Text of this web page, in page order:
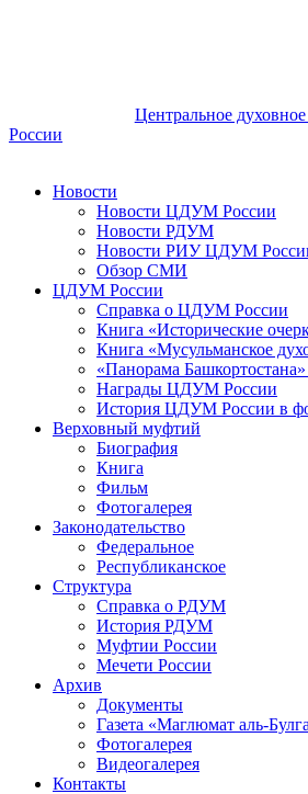
Центральное
России
Новости
Новости ЦДУМ России
Новости РДУМ
Новости РИУ ЦДУМ
Обзор СМИ
ЦДУМ России
Справка о ЦДУМ России
Книга «Исторические
Книга «Мусульманское
«Панорама
Награды ЦДУМ России
История ЦДУМ России в
Верховный муфтий
Биография
Книга
Фильм
Фотогалерея
Законодательство
Федеральное
Республиканское
Структура
Справка о РДУМ
История РДУМ
Муфтии России
Мечети России
Архив
Документы
Газета «Маглюмат аль-
Фотогалерея
Видеогалерея
Контакты